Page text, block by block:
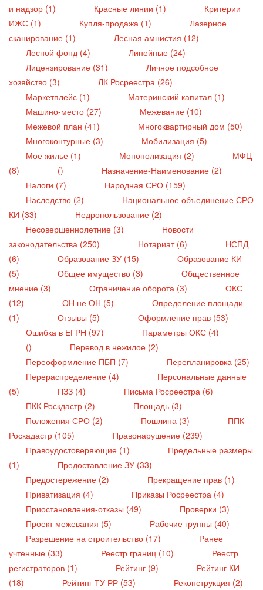
и надзор (1) Красные линии (1)
Критерии
ИЖС (1)
Купля-продажа (1)
Лазерное
сканирование (1)
Лесная амнистия (12)
Лесной фонд (4)
Линейные (24)
Лицензирование (31)
Личное подсобное
хозяйство (3)
ЛК Росреестра (26)
Маркетплейс (1)
Материнский капитал (1)
Машино-место (27)
Межевание (10)
Межевой план (41)
Многоквартирный дом (50)
Многоконтурные (3)
Мобилизация (5)
Мое жилье (1)
Монополизация (2)
МФЦ
(8)
()
Назначение-Наименование (2)
Налоги (7)
Народная СРО (159)
Наследство (2)
Национальное объединение СРО
КИ (33)
Недропользование (2)
Несовершеннолетние (3)
Новости
законодательства (250)
Нотариат (6)
НСПД
(6)
Образование ЗУ (15)
Образование КИ
(5)
Общее имущество (3)
Общественное
мнение (3)
Ограничение оборота (3)
ОКС
(12)
ОН не ОН (5)
Определение площади
(1)
Отзывы (5)
Оформление прав (53)
Ошибка в ЕГРН (97)
Параметры ОКС (4)
()
Перевод в нежилое (2)
Переоформление ПБП (7)
Перепланировка (25)
Перераспределение (4)
Персональные данные
(5)
ПЗЗ (4)
Письма Росреестра (6)
ПКК Роскдастр (2)
Площадь (3)
Положения СРО (2)
Пошлина (3)
ППК
Роскадастр (105)
Правонарушение (239)
Правоудостоверяющие (1)
Предельные размеры
(1)
Предоставление ЗУ (33)
Предостережение (2)
Прекращение прав (1)
Приватизация (4)
Приказы Росреестра (4)
Приостановления-отказы (49)
Проверки (3)
Проект межевания (5)
Рабочие группы (40)
Разрешение на строительство (17)
Ранее
учтенные (33)
Реестр границ (10)
Реестр
регистраторов (1)
Рейтинг (9)
Рейтинг КИ
(18)
Рейтинг ТУ РР (53)
Реконструкция (2)